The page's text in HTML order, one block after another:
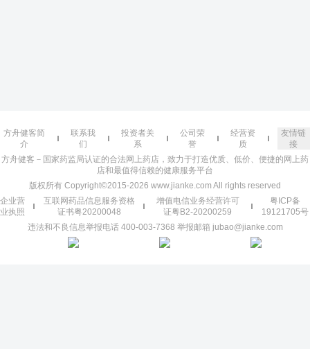
方舟健客简
介
联系我
们
投资者关
系
公司荣
誉
经营资
质
友情链
接
方舟健客－国家药监局认证的合法网上药店，致力于打造优质、低价、便捷的网上药
店和最值得信赖的健康服务平台
版权所有 Copyright©2015-2026 www.jianke.com All rights reserved
企业营
业执照
互联网药品信息服务资格
证书粤20200048
增值电信业务经营许可
证粤B2-20200259
粤ICP备
19121705号
违法和不良信息举报电话 400-003-7368 举报邮箱 jubao@jianke.com